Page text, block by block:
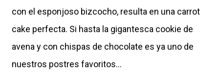
con el esponjoso bizcocho, resulta en una carrot
cake perfecta. Si hasta la gigantesca cookie de
avena y con chispas de chocolate es ya uno de
nuestros postres favoritos...